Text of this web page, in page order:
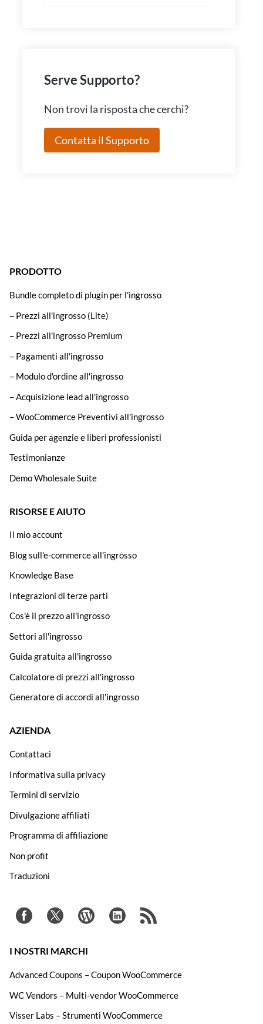
Serve Supporto?
Non trovi la risposta che cerchi?
Contatta il Supporto
PRODOTTO
Bundle completo di plugin per l'ingrosso
– Prezzi all'ingrosso (Lite)
– Prezzi all'ingrosso Premium
– Pagamenti all'ingrosso
– Modulo d'ordine all'ingrosso
– Acquisizione lead all'ingrosso
– WooCommerce Preventivi all'ingrosso
Guida per agenzie e liberi professionisti
Testimonianze
Demo Wholesale Suite
RISORSE E AIUTO
Il mio account
Blog sull'e-commerce all'ingrosso
Knowledge Base
Integrazioni di terze parti
Cos'è il prezzo all'ingrosso
Settori all'ingrosso
Guida gratuita all'ingrosso
Calcolatore di prezzi all'ingrosso
Generatore di accordi all'ingrosso
AZIENDA
Contattaci
Informativa sulla privacy
Termini di servizio
Divulgazione affiliati
Programma di affiliazione
Non profit
Traduzioni
I NOSTRI MARCHI
Advanced Coupons – Coupon WooCommerce
WC Vendors – Multi-vendor WooCommerce
Visser Labs – Strumenti WooCommerce